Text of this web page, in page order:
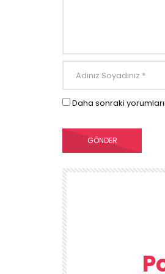
Daha sonraki